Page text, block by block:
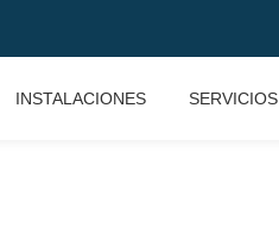
INSTALACIONES SERVICIOS